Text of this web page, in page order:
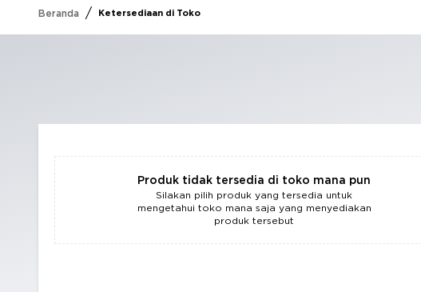
Beranda / Ketersediaan di Toko
Produk tidak tersedia di toko mana pun
Silakan pilih produk yang tersedia untuk
mengetahui toko mana saja yang menyediakan
produk tersebut